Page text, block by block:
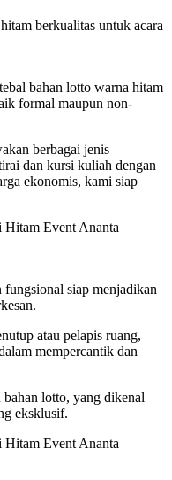
Event
And
Travel
Jakarta
berkualitas untuk acara
bahan lotto warna hitam
formal maupun non-
berbagai jenis
dan kursi kuliah dengan
ekonomis, kami siap
siap menjadikan
atau pelapis ruang,
mempercantik dan
lotto, yang dikenal
eksklusif.